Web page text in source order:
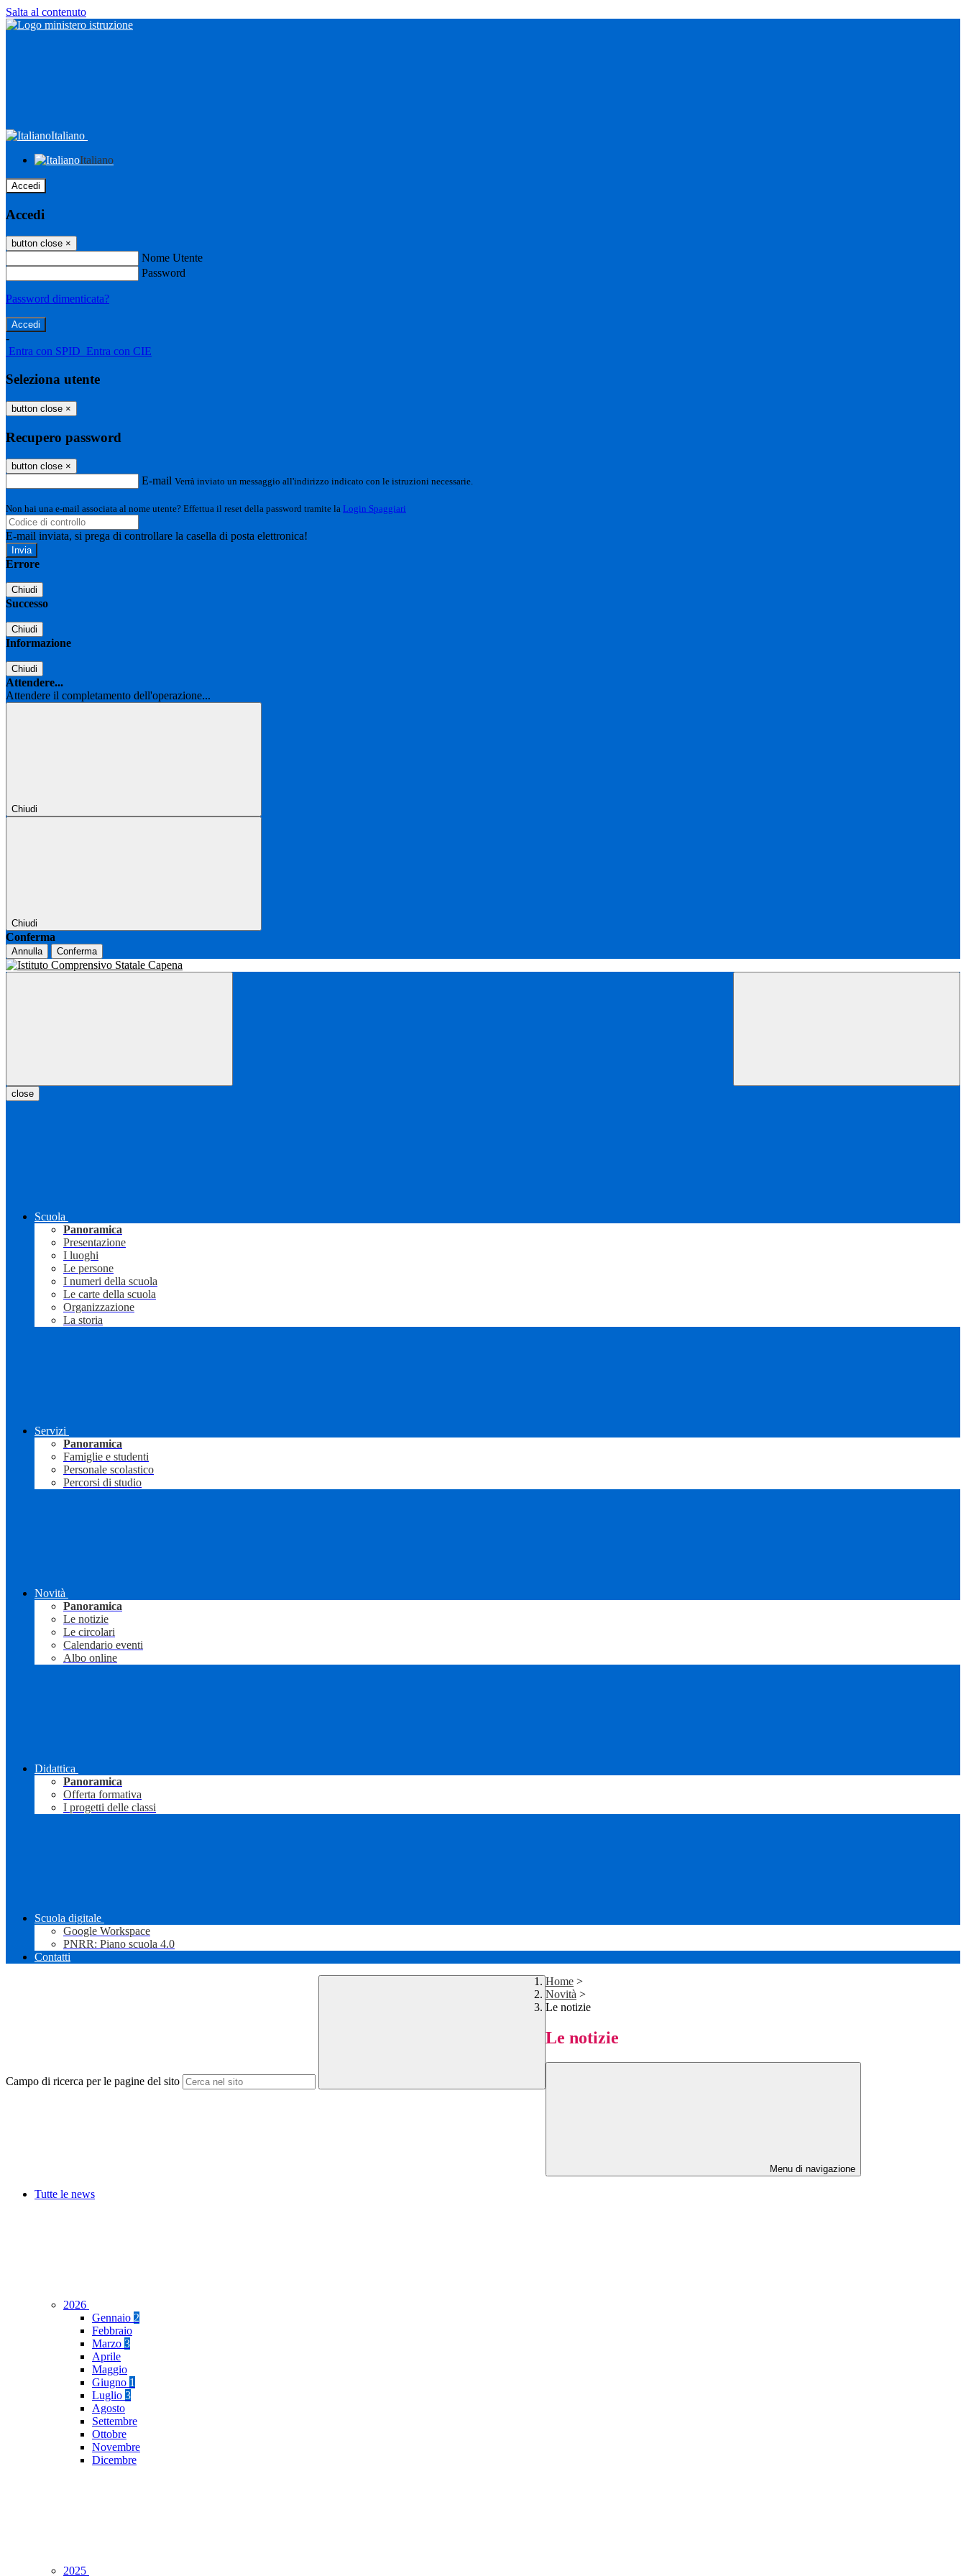
Salta al contenuto
Italiano
Italiano
Accedi
Accedi
button close ×
Nome Utente
Password
Password dimenticata?
-
Entra con SPID Entra con CIE
Seleziona utente
button close ×
Recupero password
button close ×
E-mail Verrà inviato un messaggio all'indirizzo indicato con le istruzioni necessarie.
Non hai una e-mail associata al nome utente? Effettua il reset della password tramite la Login Spaggiari
E-mail inviata, si prega di controllare la casella di posta elettronica!
Errore
Chiudi
Successo
Chiudi
Informazione
Chiudi
Attendere...
Attendere il completamento dell'operazione...
Chiudi
Chiudi
Conferma
Annulla Conferma
close
Scuola
Panoramica
Presentazione
I luoghi
Le persone
I numeri della scuola
Le carte della scuola
Organizzazione
La storia
Servizi
Panoramica
Famiglie e studenti
Personale scolastico
Percorsi di studio
Novità
Panoramica
Le notizie
Le circolari
Calendario eventi
Albo online
Didattica
Panoramica
Offerta formativa
I progetti delle classi
Scuola digitale
Google Workspace
PNRR: Piano scuola 4.0
Contatti
Campo di ricerca per le pagine del sito
Home >
Novità >
Le notizie
Le notizie
Menu di navigazione
Tutte le news
2026
Gennaio 2
Febbraio
Marzo 3
Aprile
Maggio
Giugno 1
Luglio 3
Agosto
Settembre
Ottobre
Novembre
Dicembre
2025